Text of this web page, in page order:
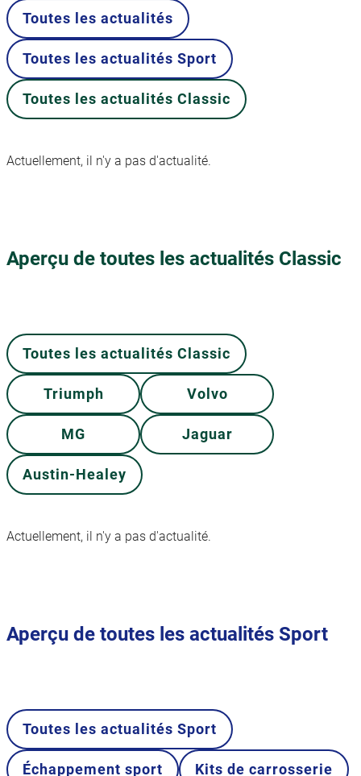
Toutes les actualités
Toutes les actualités Sport
Toutes les actualités Classic
Actuellement, il n'y a pas d'actualité.
Aperçu de toutes les actualités Classic
Toutes les actualités Classic
Triumph Volvo
MG Jaguar
Austin-Healey
Actuellement, il n'y a pas d'actualité.
Aperçu de toutes les actualités Sport
Toutes les actualités Sport
Échappement sport Kits de carrosserie